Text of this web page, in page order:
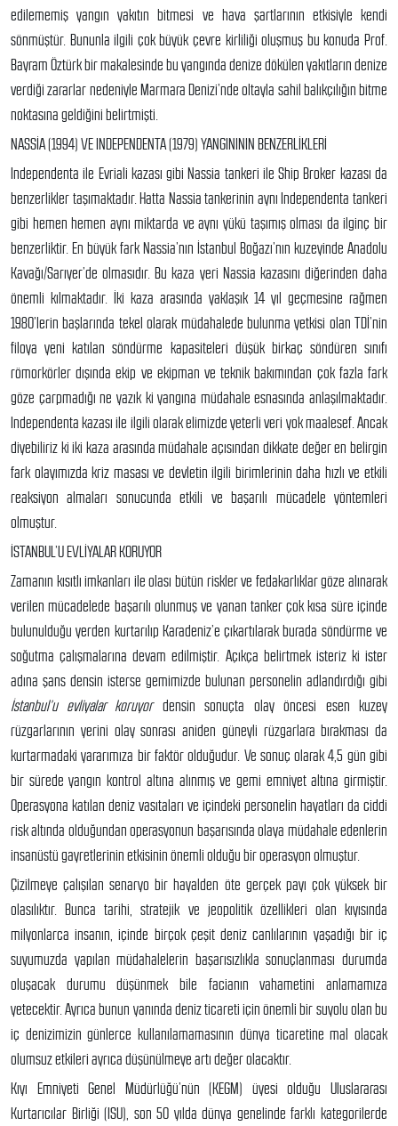
edilememiş yangın yakıtın bitmesi ve hava şartlarının etkisiyle kendi
sönmüştür. Bununla ilgili çok büyük çevre kirliliği oluşmuş bu konuda Prof.
Bayram Öztürk bir makalesinde bu yangında denize dökülen yakıtların denize
verdiği zararlar nedeniyle Marmara Denizi’nde oltayla sahil balıkçılığın bitme
noktasına geldiğini belirtmişti.
NASSİA (1994) VE INDEPENDENTA (1979) YANGINININ BENZERLİKLERİ
Independenta ile Evriali kazası gibi Nassia tankeri ile Ship Broker kazası da
benzerlikler taşımaktadır. Hatta Nassia tankerinin aynı Independenta tankeri
gibi hemen hemen aynı miktarda ve aynı yükü taşımış olması da ilginç bir
benzerliktir. En büyük fark Nassia’nın İstanbul Boğazı’nın kuzeyinde Anadolu
Kavağı/Sarıyer’de olmasıdır. Bu kaza yeri Nassia kazasını diğerinden daha
önemli kılmaktadır. İki kaza arasında yaklaşık 14 yıl geçmesine rağmen
1980’lerin başlarında tekel olarak müdahalede bulunma yetkisi olan TDİ’nin
filoya yeni katılan söndürme kapasiteleri düşük birkaç söndüren sınıfı
römorkörler dışında ekip ve ekipman ve teknik bakımından çok fazla fark
göze çarpmadığı ne yazık ki yangına müdahale esnasında anlaşılmaktadır.
Independenta kazası ile ilgili olarak elimizde yeterli veri yok maalesef. Ancak
diyebiliriz ki iki kaza arasında müdahale açısından dikkate değer en belirgin
fark olayımızda kriz masası ve devletin ilgili birimlerinin daha hızlı ve etkili
reaksiyon almaları sonucunda etkili ve başarılı mücadele yöntemleri
olmuştur.
İSTANBUL’U EVLİYALAR KORUYOR
Zamanın kısıtlı imkanları ile olası bütün riskler ve fedakarlıklar göze alınarak
verilen mücadelede başarılı olunmuş ve yanan tanker çok kısa süre içinde
bulunulduğu yerden kurtarılıp Karadeniz’e çıkartılarak burada söndürme ve
soğutma çalışmalarına devam edilmiştir. Açıkça belirtmek isteriz ki ister
adına şans densin isterse gemimizde bulunan personelin adlandırdığı gibi
İstanbul’u evliyalar koruyordensin sonuçta olay öncesi esen kuzey
rüzgarlarının yerini olay sonrası aniden güneyli rüzgarlara bırakması da
kurtarmadaki yararımıza bir faktör olduğudur. Ve sonuç olarak 4,5 gün gibi
bir sürede yangın kontrol altına alınmış ve gemi emniyet altına girmiştir.
Operasyona katılan deniz vasıtaları ve içindeki personelin hayatları da ciddi
risk altında olduğundan operasyonun başarısında olaya müdahale edenlerin
insanüstü gayretlerinin etkisinin önemli olduğu bir operasyon olmuştur.
Çizilmeye çalışılan senaryo bir hayalden öte gerçek payı çok yüksek bir
olasılıktır. Bunca tarihi, stratejik ve jeopolitik özellikleri olan kıyısında
milyonlarca insanın, içinde birçok çeşit deniz canlılarının yaşadığı bir iç
suyumuzda yapılan müdahalelerin başarısızlıkla sonuçlanması durumda
oluşacak durumu düşünmek bile facianın vahametini anlamamıza
yetecektir. Ayrıca bunun yanında deniz ticareti için önemli bir suyolu olan bu
iç denizimizin günlerce kullanılamamasının dünya ticaretine mal olacak
olumsuz etkileri ayrıca düşünülmeye artı değer olacaktır.
Kıyı Emniyeti Genel Müdürlüğü’nün (KEGM) üyesi olduğu Uluslararası
Kurtarıcılar Birliği (ISU), son 50 yılda dünya genelinde farklı kategorilerde